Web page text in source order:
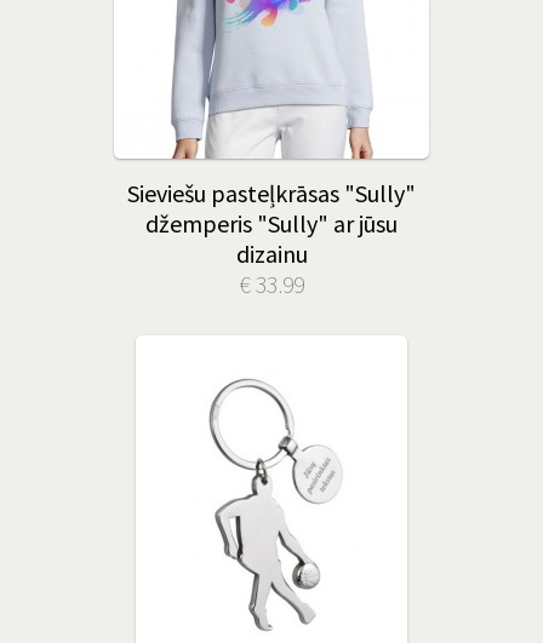
Sieviešu pasteļkrāsas "Sully"
džemperis "Sully" ar jūsu
dizainu
€ 33.99